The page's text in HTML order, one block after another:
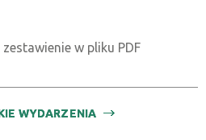
zestawienie w pliku PDF
WYDARZENIA